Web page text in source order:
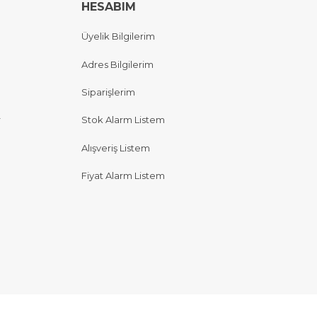
HESABIM
Üyelik Bilgilerim
Adres Bilgilerim
Siparişlerim
Stok Alarm Listem
Alışveriş Listem
Fiyat Alarm Listem